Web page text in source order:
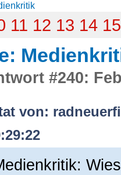
11 12 13 14 15
#240:
von: